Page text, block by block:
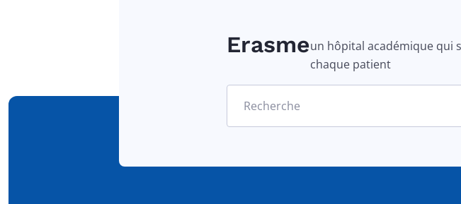
Erasmeun hôpital académique qui
chaque patient
Recherche